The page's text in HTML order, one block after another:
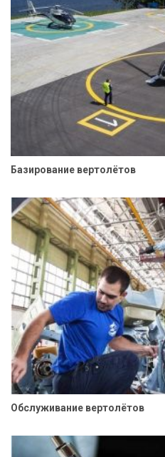
Базирование вертолётов
Обслуживание вертолётов